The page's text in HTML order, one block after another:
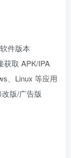
件版本
获取 APK/IPA
、Linux 等应用
版/广告版